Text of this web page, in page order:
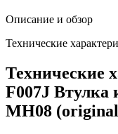
Описание и обзор
Технические
Технические
F007J Втулка
MH08